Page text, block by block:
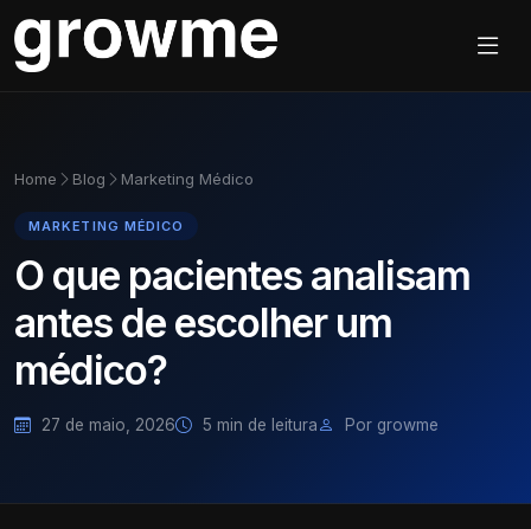
Home Blog Marketing Médico
MARKETING MÉDICO
O que pacientes analisam
antes de escolher um
médico?
27 de maio, 2026 5 min de leitura Por growme